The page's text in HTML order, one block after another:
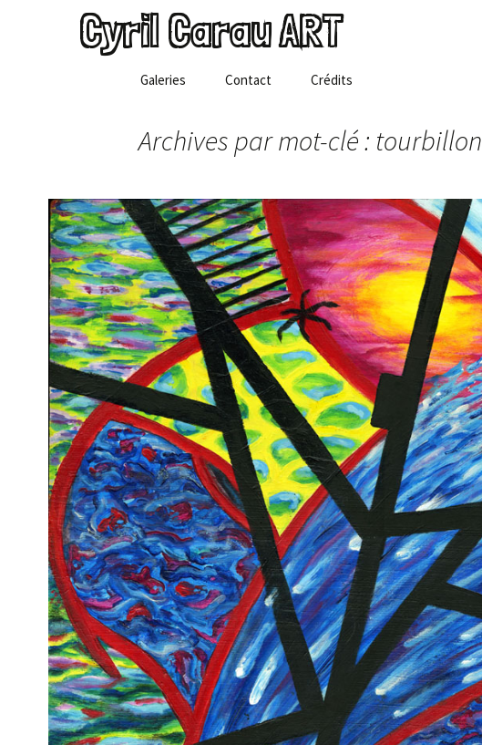
Cyril Carau ART
AllerGaleries Contact Crédits
Archives par mot-clé : tourbillon